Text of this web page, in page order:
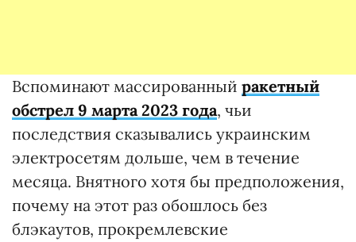
Вспоминают массированный ракетный
обстрел 9 марта 2023 года, чьи
последствия сказывались украинским
электросетям дольше, чем в течение
месяца. Внятного хотя бы предположения,
почему на этот раз обошлось без
блэкаутов, прокремлевские